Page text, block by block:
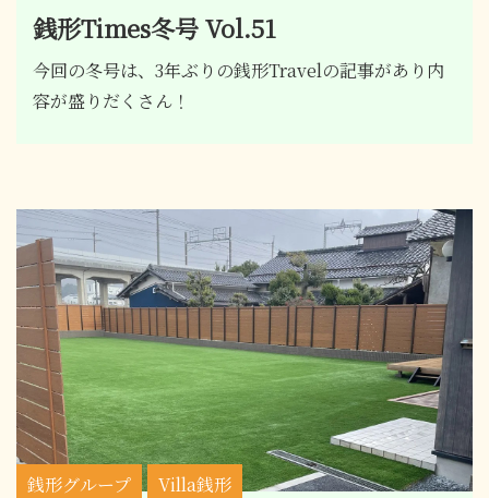
銭形Times冬号 Vol.51
今回の冬号は、3年ぶりの銭形Travelの記事があり内
容が盛りだくさん！
銭形グループ Villa銭形